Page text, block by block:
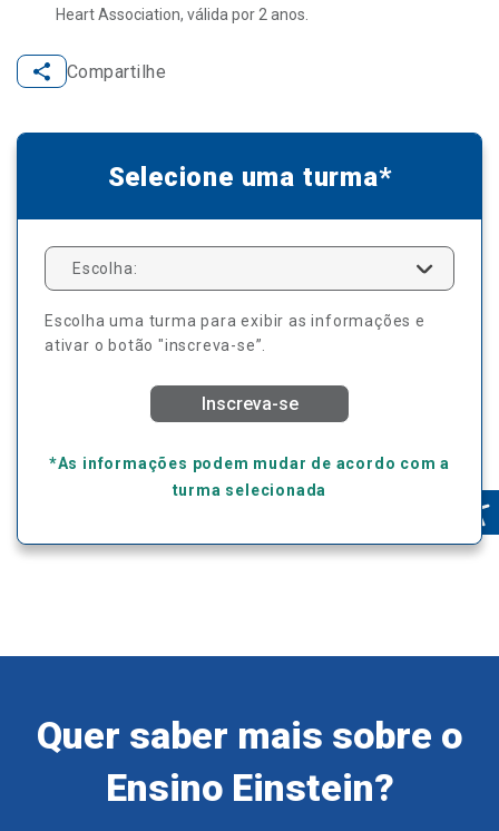
Heart Association, válida por 2 anos.
Compartilhe
Selecione uma turma*
Escolha:
Escolha uma turma para exibir as informações e
ativar o botão "inscreva-se”.
Inscreva-se
*As informações podem mudar de acordo com a
turma selecionada
Quer saber mais sobre o
Ensino Einstein?